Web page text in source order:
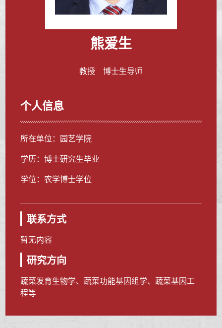
熊爱生
教授 博士生导师
个人信息
所在单位：园艺学院
学历：博士研究生毕业
学位：农学博士学位
联系方式
暂无内容
研究方向
蔬菜发育生物学、蔬菜功能基因组学、蔬菜基因工
程等